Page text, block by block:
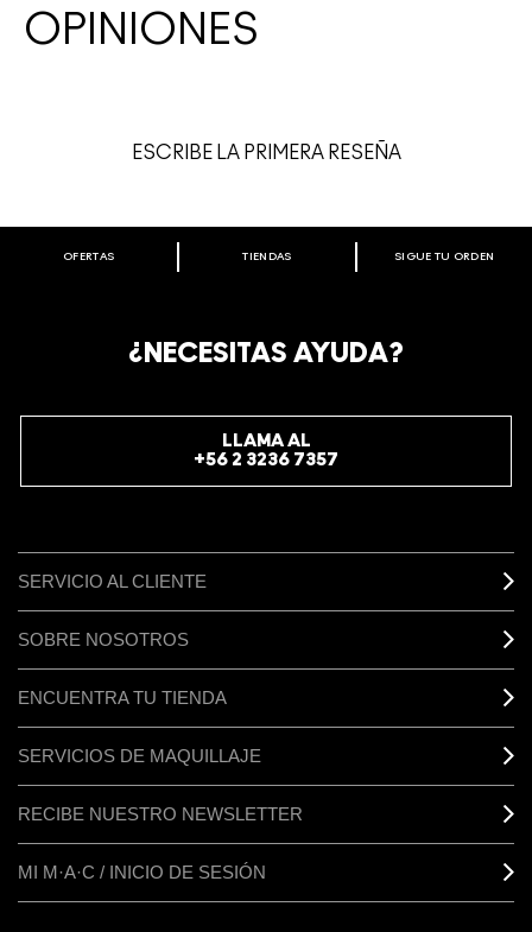
OPINIONES
ESCRIBE LA PRIMERA RESEÑA
BIENVENIDO A M·A·C COSMETICS
REGÍSTRATE AHORA PARA RECIBIR INFORMACIÓN
OFERTAS TIENDAS SIGUE TU ORDEN
¿NECESITAS AYUDA?
LLAMA AL
+56 2 3236 7357
SERVICIO AL CLIENTE
SOBRE NOSOTROS
ENCUENTRA TU TIENDA
SERVICIOS DE MAQUILLAJE
RECIBE NUESTRO NEWSLETTER
MI M·A·C / INICIO DE SESIÓN